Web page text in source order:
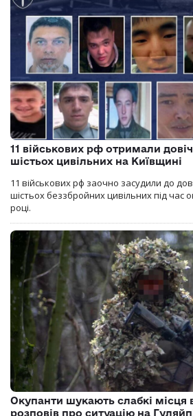
11 військових рф отримали
шістьох цивільних на Київщині
11 військових рф заочно засудили до
шістьох беззбройних цивільних під час
році.
Окупанти шукають слабкі місця
розповів про ситуацію на